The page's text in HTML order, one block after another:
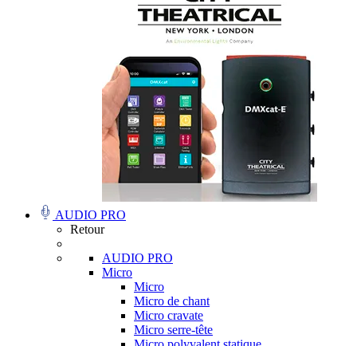
AUDIO PRO
Retour
AUDIO PRO
Micro
Micro
Micro de chant
Micro cravate
Micro serre-tête